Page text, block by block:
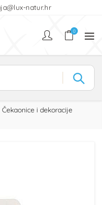
natur.hr
0
Čekaonice i dekoracije